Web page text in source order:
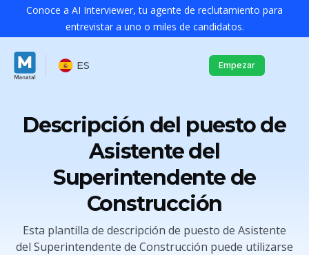
Conoce a AI Interviewer, tu agente de reclutamiento para
entrevistar a uno o miles de candidatos.
ES Empezar
Descripción del puesto de
Asistente del
Superintendente de
Construcción
Esta plantilla de descripción de puesto de Asistente
del Superintendente de Construcción puede utilizarse